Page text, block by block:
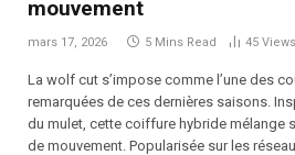
mouvement
mars 17, 2026 5 Mins Read 45 Views
La wolf cut s’impose comme l’une des
remarquées de ces dernières saisons.
du mulet, cette coiffure hybride mélange
de mouvement. Popularisée sur les